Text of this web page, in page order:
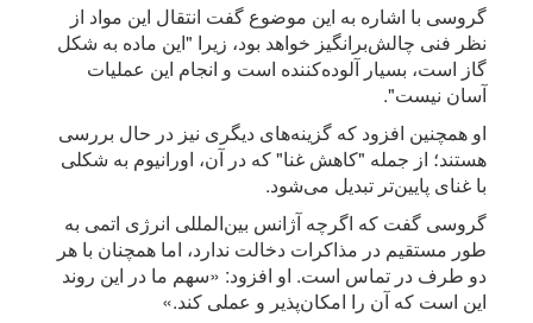
گروسی با اشاره به این موضوع گفت انتقال این مواد از
نظر فنی چالش‌برانگیز خواهد بود، زیرا "این ماده به شکل
گاز است، بسیار آلوده‌کننده است و انجام این عملیات
آسان نیست".
او همچنین افزود که گزینه‌های دیگری نیز در حال بررسی
هستند؛ از جمله "کاهش غنا" که در آن، اورانیوم به شکلی
با غنای پایین‌تر تبدیل می‌شود.
گروسی گفت که اگرچه آژانس بین‌المللی انرژی اتمی به
طور مستقیم در مذاکرات دخالت ندارد، اما همچنان با هر
دو طرف در تماس است. او افزود: «سهم ما در این روند
این است که آن را امکان‌پذیر و عملی کند.»